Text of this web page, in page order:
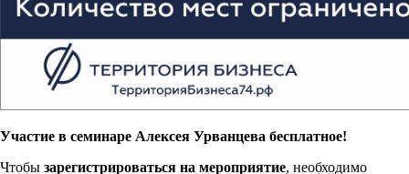
Участие в семинаре Алексея Урванцева бесплатное!
Чтобы зарегистрироваться на мероприятие, необходимо